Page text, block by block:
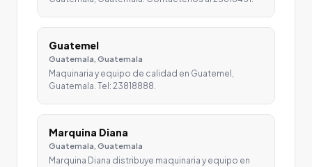
Guatemel
Guatemala, Guatemala
Maquinaria y equipo de calidad en Guatemel,
Guatemala. Tel: 23818888.
Marquina Diana
Guatemala, Guatemala
Marquina Diana distribuye maquinaria y equipo en